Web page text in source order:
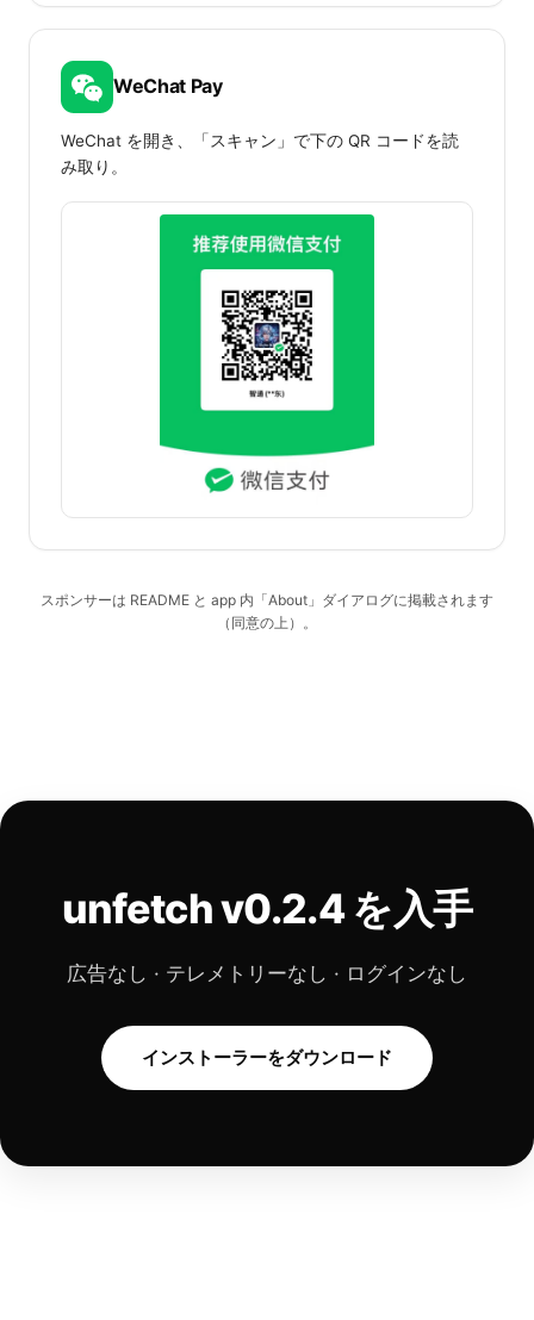
WeChat Pay
WeChat を開き、「スキャン」で下の QR コードを読
み取り。
スポンサーは README と app 内「About」ダイアログに掲載されます
（同意の上）。
unfetch v0.2.4 を入手
広告なし · テレメトリーなし · ログインなし
インストーラーをダウンロード